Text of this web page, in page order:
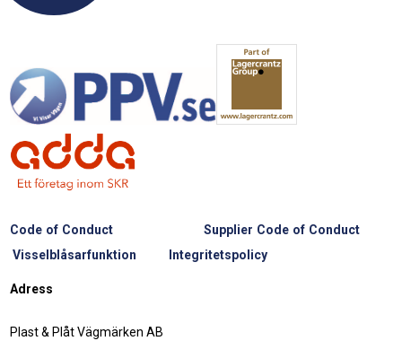
Code of Conduct
Supplier Code of Conduct
Visselblåsarfunktion
Integritetspolicy
Adress
Plast & Plåt Vägmärken AB